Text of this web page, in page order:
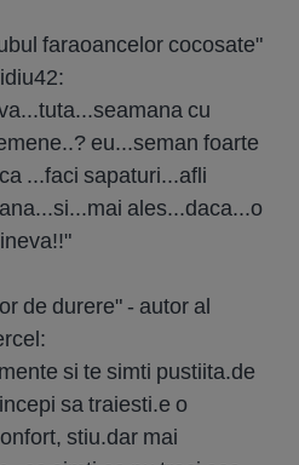
faraoancelor cocosate"
cu
eu...seman foarte
...faci sapaturi...afli
ales...daca...o
de durere" - autor al
si te simti pustiita.de
sa traiesti.e o
stiu.dar mai